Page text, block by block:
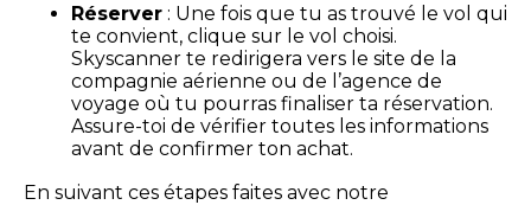
Réserver : Une fois que tu as trouvé le vol qui
te convient, clique sur le vol choisi.
Skyscanner te redirigera vers le site de la
compagnie aérienne ou de l’agence de
voyage où tu pourras finaliser ta réservation.
Assure-toi de vérifier toutes les informations
avant de confirmer ton achat.
En suivant ces étapes faites avec notre